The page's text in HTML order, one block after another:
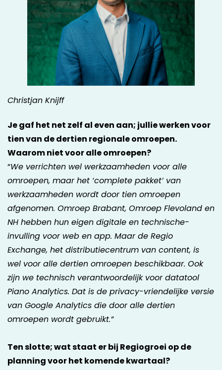
Christjan Knijff
Je gaf het net zelf al even aan; jullie werken voor
tien van de dertien regionale omroepen.
Waarom niet voor alle omroepen?
“We verrichten wel werkzaamheden voor alle
omroepen, maar het ‘complete pakket’ van
werkzaamheden wordt door tien omroepen
afgenomen. Omroep Brabant, Omroep Flevoland en
NH hebben hun eigen digitale en technische-
invulling voor web en app. Maar de Regio
Exchange, het distributiecentrum van content, is
wel voor alle dertien omroepen beschikbaar. Ook
zijn we technisch verantwoordelijk voor datatool
Piano Analytics. Dat is de privacy-vriendelijke versie
van Google Analytics die door alle dertien
omroepen wordt gebruikt.”
Ten slotte; wat staat er bij Regiogroei op de
planning voor het komende kwartaal?